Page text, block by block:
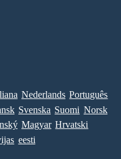
Nederlands Português
Svenska Suomi Norsk
Magyar Hrvatski
eesti